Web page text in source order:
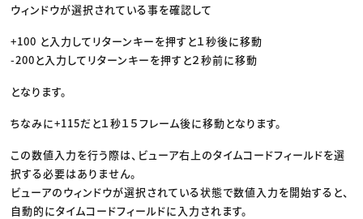
ウィンドウが選択されている事を確認して
+100 と入力してリターンキーを押すと１秒後に移動
-200と入力してリターンキーを押すと２秒前に移動
となります。
ちなみに+115だと１秒１５フレーム後に移動となります。
この数値入力を行う際は、ビューア右上のタイムコードフィールドを選
択する必要はありません。
ビューアのウィンドウが選択されている状態で数値入力を開始すると、
自動的にタイムコードフィールドに入力されます。